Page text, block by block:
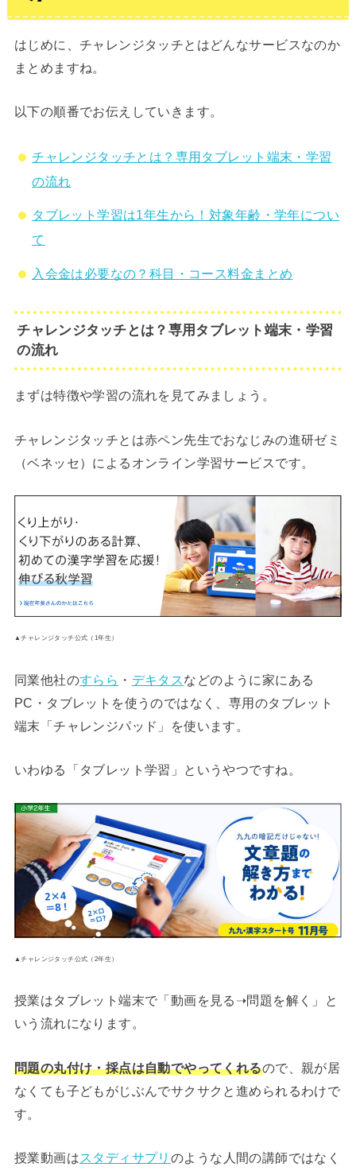
はじめに、チャレンジタッチとはどんなサービスなのか
まとめますね。
以下の順番でお伝えしていきます。
チャレンジタッチとは？専用タブレット端末・学習
の流れ
タブレット学習は1年生から！対象年齢・学年につい
て
入会金は必要なの？科目・コース料金まとめ
チャレンジタッチとは？専用タブレット端末・学習
の流れ
まずは特徴や学習の流れを見てみましょう。
チャレンジタッチとは赤ペン先生でおなじみの進研ゼミ
（ベネッセ）によるオンライン学習サービスです。
▲チャレンジタッチ公式（1年生）
同業他社のすらら ・ デキタスなどのように家にある
PC・タブレットを使うのではなく、専用のタブレット
端末「チャレンジパッド」を使います。
いわゆる「タブレット学習」というやつですね。
▲チャレンジタッチ公式（2年生）
授業はタブレット端末で「動画を見る➝問題を解く」と
いう流れになります。
問題の丸付け・採点は自動でやってくれるので、親が居
なくても子どもがじぶんでサクサクと進められるわけで
す。
授業動画はスタディサプリ のような人間の講師ではなく